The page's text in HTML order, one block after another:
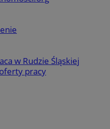
w Rudzie Śląskiej
pracy